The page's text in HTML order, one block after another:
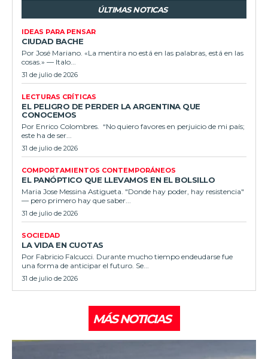
ÚLTIMAS NOTICAS
IDEAS PARA PENSAR
CIUDAD BACHE
Por José Mariano. «La mentira no está en las palabras, está en las
cosas.» — Italo...
31 de julio de 2026
LECTURAS CRÍTICAS
EL PELIGRO DE PERDER LA ARGENTINA QUE
CONOCEMOS
Por Enrico Colombres. “No quiero favores en perjuicio de mi país;
este ha de ser...
31 de julio de 2026
COMPORTAMIENTOS CONTEMPORÁNEOS
EL PANÓPTICO QUE LLEVAMOS EN EL BOLSILLO
Maria Jose Messina Astigueta. "Donde hay poder, hay resistencia"
— pero primero hay que saber...
31 de julio de 2026
SOCIEDAD
LA VIDA EN CUOTAS
Por Fabricio Falcucci. Durante mucho tiempo endeudarse fue
una forma de anticipar el futuro. Se...
31 de julio de 2026
MÁS NOTICIAS